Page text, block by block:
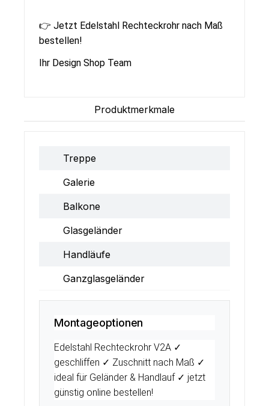
👉 Jetzt Edelstahl Rechteckrohr nach Maß
bestellen!
Ihr Design Shop Team
Produktmerkmale
Treppe
Galerie
Balkone
Glasgeländer
Handläufe
Ganzglasgeländer
Montageoptionen
Edelstahl Rechteckrohr V2A ✓
geschliffen ✓ Zuschnitt nach Maß ✓
ideal für Geländer & Handlauf ✓ jetzt
günstig online bestellen!